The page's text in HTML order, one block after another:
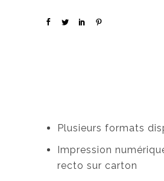
Plusieurs formats
Impression
recto sur carton